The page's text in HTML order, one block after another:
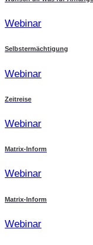
Webinar
Selbstermächtigung
Webinar
Zeitreise
Webinar
Matrix-Inform
Webinar
Matrix-Inform
Webinar